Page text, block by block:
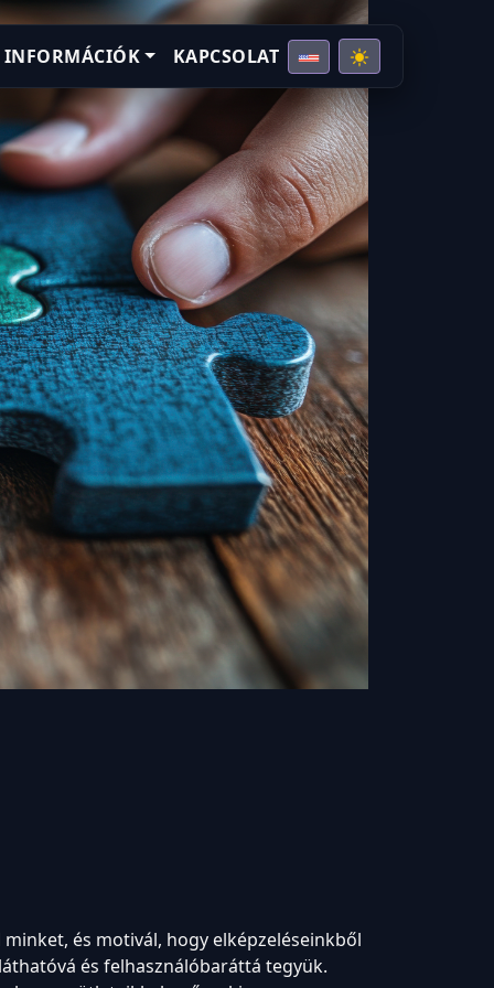
INFORMÁCIÓK KAPCSOLAT
és motivál, hogy elképzeléseinkből
és felhasználóbaráttá tegyük.